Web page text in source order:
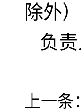
除外）
负
上一条：